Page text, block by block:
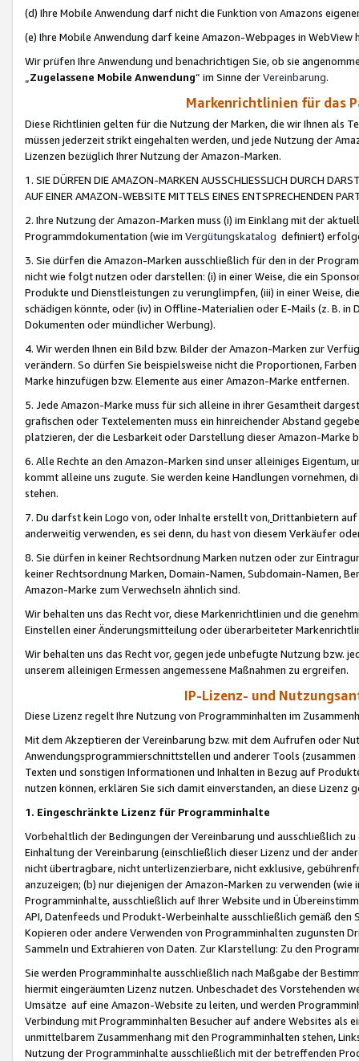
(d) Ihre Mobile Anwendung darf nicht die Funktion von Amazons
(e) Ihre Mobile Anwendung darf keine Amazon-Webpages in WebView
Wir prüfen Ihre Anwendung und benachrichtigen Sie, ob sie
„Zugelassene Mobile Anwendung“ im Sinne derVereinbarung.
Markenrichtlinien für das
Diese Richtlinien gelten für die Nutzung der Marken, die wir Ihnen als
müssen jederzeit strikt eingehalten werden, und jede Nutzung der
Lizenzen bezüglich Ihrer Nutzung der Amazon-Marken.
1. SIE DÜRFEN DIE AMAZON-MARKEN AUSSCHLIESSLICH DURCH
AUF EINER AMAZON-WEBSITE MITTELS EINES ENTSPRECHENDEN
2. Ihre Nutzung der Amazon-Marken muss (i) im Einklang mit der
Programmdokumentation (wie im Vergütungskatalog definiert)
3. Sie dürfen die Amazon-Marken ausschließlich für den in der
nicht wie folgt nutzen oder darstellen: (i) in einer Weise, die ein
Produkte und Dienstleistungen zu verunglimpfen, (iii) in einer Weise,
schädigen könnte, oder (iv) in Offline-Materialien oder E-Mails (z. B. in
Dokumenten oder mündlicher Werbung).
4. Wir werden Ihnen ein Bild bzw. Bilder der Amazon-Marken zur
verändern. So dürfen Sie beispielsweise nicht die Proportionen,
Marke hinzufügen bzw. Elemente aus einer Amazon-Marke entfernen.
5. Jede Amazon-Marke muss für sich alleine in ihrer Gesamtheit
grafischen oder Textelementen muss ein hinreichender Abstand
platzieren, der die Lesbarkeit oder Darstellung dieser Amazon-Marke
6. Alle Rechte an den Amazon-Marken sind unser alleiniges
kommt alleine uns zugute. Sie werden keine Handlungen vornehmen,
stehen.
7. Du darfst kein Logo von, oder Inhalte erstellt von,Drittanbietern auf
anderweitig verwenden, es sei denn, du hast von diesem Verkäufer
8. Sie dürfen in keiner Rechtsordnung Marken nutzen oder zur
keiner Rechtsordnung Marken, Domain-Namen, Subdomain-Namen,
Amazon-Marke zum Verwechseln ähnlich sind.
Wir behalten uns das Recht vor, diese Markenrichtlinien und die
Einstellen einer Änderungsmitteilung oder überarbeiteter
Wir behalten uns das Recht vor, gegen jede unbefugte Nutzung bzw.
unserem alleinigen Ermessen angemessene Maßnahmen zu ergreifen.
IP-Lizenz- und
Diese Lizenz regelt Ihre Nutzung von Programminhalten im
Mit dem Akzeptieren der Vereinbarung bzw. mit dem Aufrufen oder
Anwendungsprogrammierschnittstellen und anderer Tools (zusammen
Texten und sonstigen Informationen und Inhalten in Bezug auf
nutzen können, erklären Sie sich damit einverstanden, an diese Lizenz
1. Eingeschränkte Lizenz für Programminhalte
Vorbehaltlich der Bedingungen der Vereinbarung und ausschließlich
Einhaltung der Vereinbarung (einschließlich dieser Lizenz und der
nicht übertragbare, nicht unterlizenzierbare, nicht exklusive,
anzuzeigen; (b) nur diejenigen der Amazon-Marken zu verwenden
Programminhalte, ausschließlich auf Ihrer Website und in
API, Datenfeeds und Produkt-Werbeinhalte ausschließlich gemäß
Kopieren oder andere Verwenden von Programminhalten zugunsten
Sammeln und Extrahieren von Daten. Zur Klarstellung: Zu den
Sie werden Programminhalte ausschließlich nach Maßgabe der
hiermit eingeräumten Lizenz nutzen. Unbeschadet des Vorstehenden
Umsätze auf eine Amazon-Website zu leiten, und werden
Verbindung mit Programminhalten Besucher auf andere Websites als
unmittelbarem Zusammenhang mit den Programminhalten stehen,
Nutzung der Programminhalte ausschließlich mit der betreffenden